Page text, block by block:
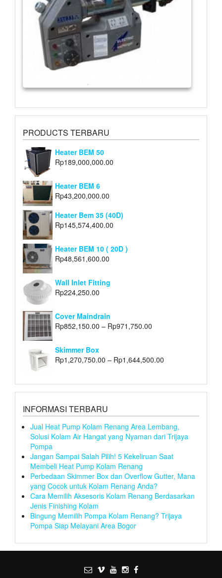
PRODUCTS TERBARU
Heater BEM 50
Rp189,000,000.00
Heater BEM 6
Rp43,200,000.00
Heater Bem 35 (40D)
Rp145,574,400.00
Heater BEM 10 ( 20D )
Rp48,561,600.00
Wall Inlet Fitting
Rp224,250.00
Cover Maindrain
Rp852,150.00 – Rp971,750.00
Skimmer Box
Rp1,270,750.00 – Rp1,644,500.00
INFORMASI TERBARU
Jual Heat Pump Kolam Renang Area Lembang,
Solusi Kolam Air Hangat yang Nyaman dari Trijaya
Pompa
Jangan Sampai Salah Pilih! 5 Kekeliruan Saat
Membeli Heat Pump Kolam Renang
Perbedaan Skimmer Box dan Overflow Gutter, Mana
yang Cocok untuk Kolam Renang Anda?
Cara Memilih Aksesoris Kolam Renang Berdasarkan
Jenis Finishing Kolam
Bingung Memilih Pompa Kolam Renang? Trijaya
Pompa Siap Melayani Area Bogor